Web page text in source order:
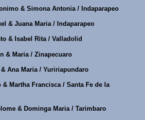
& Simona Antonia / Indaparapeo
& Juana Maria / Indaparapeo
& Isabel Rita / Valladolid
& Maria / Zinapecuaro
Ana Maria / Yuririapundaro
& Martha Francisca / Santa Fe de la
& Dominga Maria / Tarimbaro